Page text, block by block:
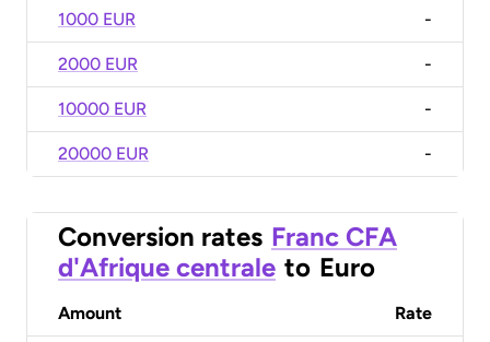
1000 EUR -
2000 EUR -
10000 EUR -
20000 EUR -
Conversion rates Franc CFA
d'Afrique centrale to Euro
Amount Rate